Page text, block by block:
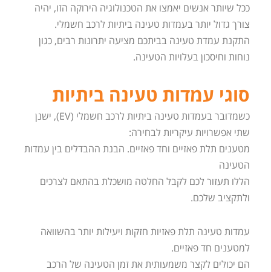
ככל שיותר אנשים יאמצו את הטכנולוגיה הירוקה הזו, יהיה
צורך גדול יותר בעמדות טעינה ביתיות לרכב חשמלי.
התקנת עמדת טעינה בביתכם מציעה יתרונות רבים, כגון
נוחות וחיסכון בעלויות הטעינה.
סוגי עמדות טעינה ביתיות
כשמדובר בעמדות טעינה ביתיות לרכב חשמלי (EV), ישנן
שתי אפשרויות עיקריות לבחירה:
מטענים תלת פאזיים וחד פאזיים. הבנת ההבדלים בין עמדות
הטעינה
הללו תעזור לכם לקבל החלטה מושכלת בהתאם לצרכים
ולתקציב שלכם.
עמדות טעינה תלת פאזיות חזקות ויעילות יותר בהשוואה
למטענים חד פאזיים.
הם יכולים לקצר משמעותית את זמן הטעינה של הרכב